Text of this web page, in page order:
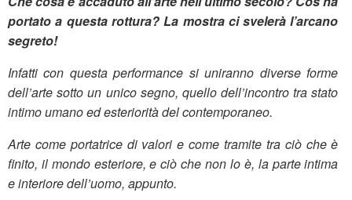
portato a questa rottura? La mostra ci svelerà l’arcano
segreto!
Infatti con questa performance si uniranno diverse forme
dell’arte sotto un unico segno, quello dell’incontro tra stato
intimo umano ed esteriorità del contemporaneo.
Arte come portatrice di valori e come tramite tra ciò che è
finito, il mondo esteriore, e ciò che non lo è, la parte intima
e interiore dell’uomo, appunto.